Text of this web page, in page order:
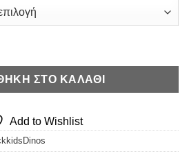
Όψης UPF 50+ Dinos ποσότητα
ΣΤΟ ΚΑΛΆΘΙ
Add to Wishlist